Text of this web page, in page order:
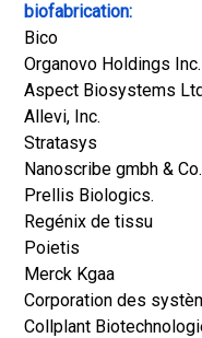
biofabrication:
Bico
Organovo Holdings Inc.
Aspect Biosystems
Allevi, Inc.
Stratasys
Nanoscribe gmbh &
Prellis Biologics.
Regénix de tissu
Poietis
Merck Kgaa
Corporation des
Collplant